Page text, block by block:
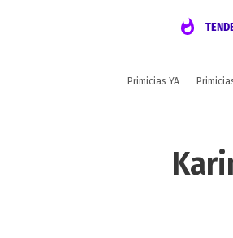
Primicias YA